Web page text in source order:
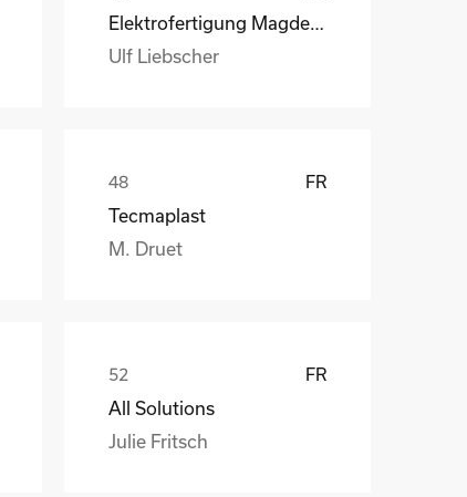
Elektrofertigung Magdeburg GmbH
Ulf Liebscher
FR
Tecmaplast
M. Druet
FR
All Solutions
Julie Fritsch